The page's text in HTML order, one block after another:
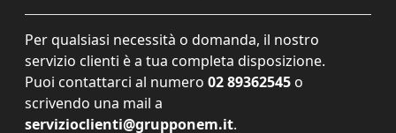
Per qualsiasi necessità o domanda, il nostro
servizio clienti è a tua completa disposizione.
Puoi contattarci al numero 02 89362545 o
scrivendo una mail a
servizioclienti@grupponem.it.